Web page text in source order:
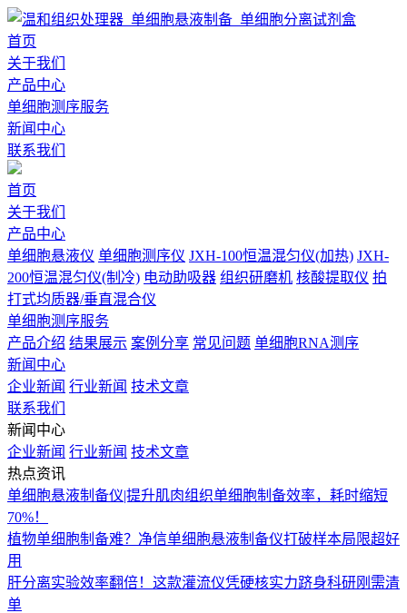
首页
关于我们
产品中心
单细胞测序服务
新闻中心
联系我们
首页
关于我们
产品中心
单细胞悬液仪 单细胞测序仪 JXH-100恒温混匀仪(加热) JXH-
200恒温混匀仪(制冷) 电动助吸器 组织研磨机 核酸提取仪 拍
打式均质器/垂直混合仪
单细胞测序服务
产品介绍 结果展示 案例分享 常见问题 单细胞RNA测序
新闻中心
企业新闻 行业新闻 技术文章
联系我们
新闻中心
企业新闻 行业新闻 技术文章
热点资讯
单细胞悬液制备仪|提升肌肉组织单细胞制备效率，耗时缩短
70%！
植物单细胞制备难？净信单细胞悬液制备仪打破样本局限超好
用
肝分离实验效率翻倍！这款灌流仪凭硬核实力跻身科研刚需清
单